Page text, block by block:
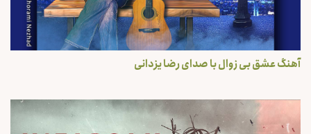
آهنگ عشق بی زوال با صدای رضا یزدانی